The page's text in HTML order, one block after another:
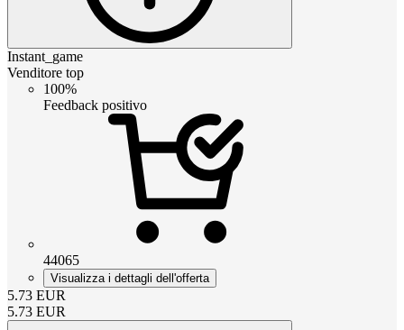
Instant_game
Venditore top
100%
Feedback positivo
44065
Visualizza i dettagli dell'offerta
5.73 EUR
5.73 EUR